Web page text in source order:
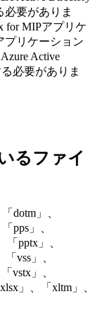
必要がありま
for MIPアプリケ
プリケーション
Active
必要がありま
るファイ
dotm」、
pps」、
「pptx」、
vss」、
vstx」、
」、「xltm」、